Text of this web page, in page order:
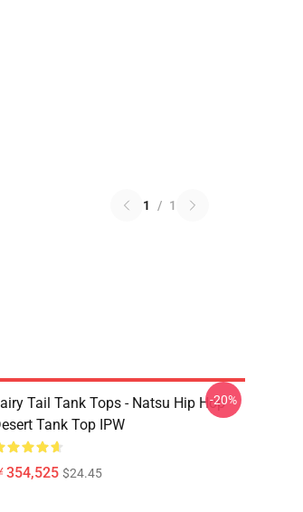
1 / 1
Tail Tank Tops - Natsu Hip Hop
Tank Top IPW
354,525 $24.45
-20%